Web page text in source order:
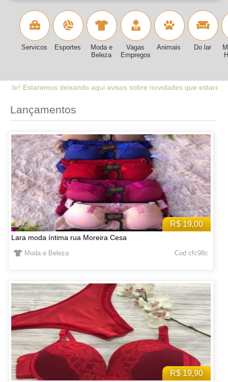
Servicos Esportes
Moda e
Beleza
Vagas
Empregos
Animais Do lar
avisos sobre novidades que estaremos lançando no site. Fique
Lançamentos
R$ 19,00
Lara moda íntima rua Moreira Cesa
Moda e Beleza Cod cfc98c
R$ 19,90